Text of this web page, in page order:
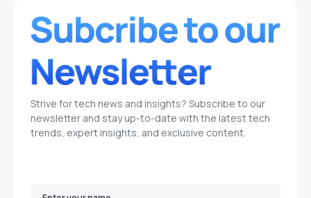
Strive for tech news and insights? Subscribe to our
newsletter and stay up-to-date with the latest tech
trends, expert insights, and exclusive content.